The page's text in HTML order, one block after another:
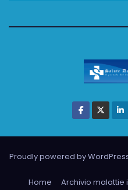
Proudly powered by
Home Archivio malattie